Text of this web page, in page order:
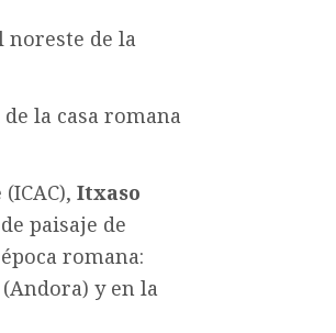
noreste de la
la casa romana
(ICAC), Itxaso
paisaje de
romana:
y en la